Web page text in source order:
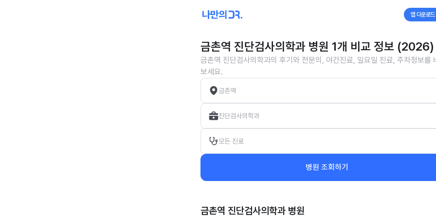
앱 다운로드
금촌역 진단검사의학과 병원 1개 비교 정보 (2026)
금촌역 진단검사의학과의 후기와 전문의, 야간진료, 일요일 진료, 주차정보를
보세요.
금촌역
진단검사의학과
모든 진료
병원 조회하기
금촌역 진단검사의학과 병원